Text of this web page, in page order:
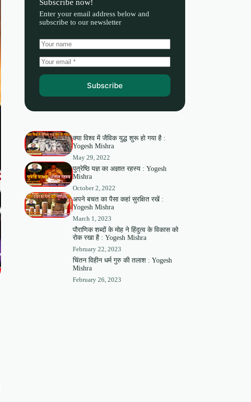
Subscribe now!
Enter your email address below and
subscribe to our newsletter
Subscribe
क्या विश्व में जैविक युद्ध शुरू हो गया है :
Yogesh Mishra
May 29, 2022
पुत्रेष्ठि यज्ञ का अज्ञात रहस्य : Yogesh
Mishra
October 2, 2022
अपने बचत का पैसा कहां सुरक्षित रखें :
Yogesh Mishra
March 1, 2023
पौराणिक शब्दों के मोह ने हिंदुत्व के विकास को
रोक रखा है : Yogesh Mishra
February 22, 2023
चिंतन विहीन धर्म गुरु की तलाश : Yogesh
Mishra
February 26, 2023